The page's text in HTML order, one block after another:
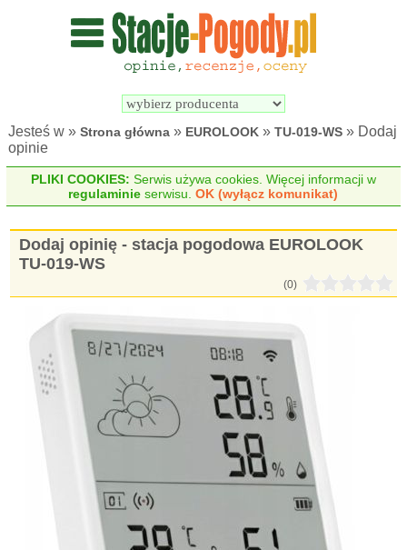
Wyszukiwarka
pogodowych
Jesteś w »Strona główna » EUROLOOK »TU-019-WS » Dodaj
opinie
PLIKI COOKIES: Serwis używa cookies. Więcej informacji w
regulaminie serwisu.OK (wyłącz komunikat)
Dodaj opinię - stacja pogodowa EUROLOOK
TU-019-WS
(0)